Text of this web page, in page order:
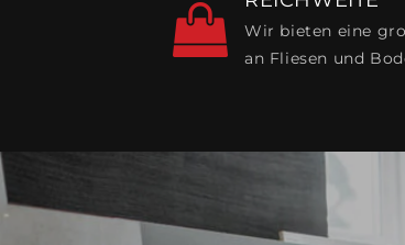
Wir bieten eine
an Fliesen und